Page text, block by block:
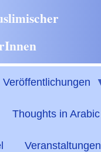
Veröffentlichungen
Thoughts in Arabic
Veranstaltungen